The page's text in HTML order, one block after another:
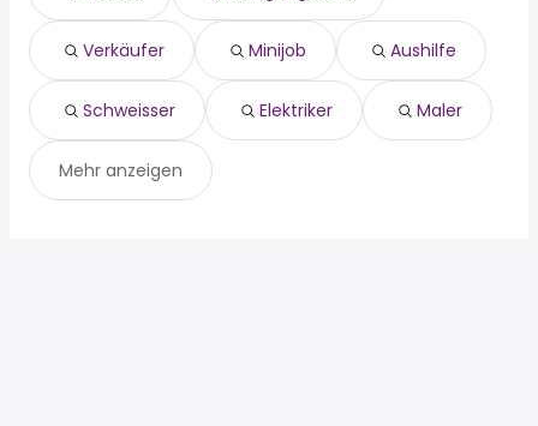
schweisser
elektriker
Verkäufer Minijob Aushilfe
Schweisser Elektriker Maler
Mehr anzeigen